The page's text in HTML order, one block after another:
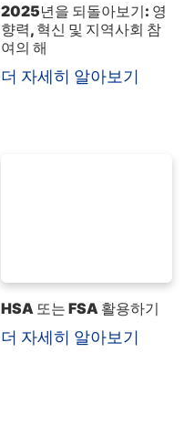
2025년을 되돌아보기: 영
향력, 혁신 및 지역사회 참
여의 해
더 자세히 알아보기
HSA 또는 FSA 활용하기
더 자세히 알아보기